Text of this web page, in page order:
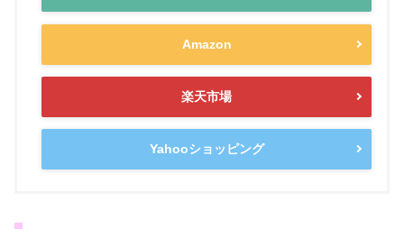
Amazon
楽天市場
Yahooショッピング